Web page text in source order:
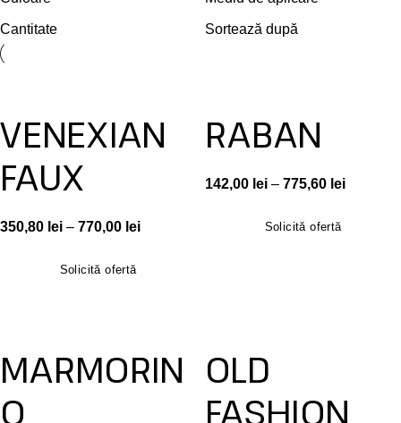
Cantitate Sortează după
VENEXIAN
FAUX
350,80 lei – 770,00 lei
Solicită ofertă
RABAN
142,00 lei – 775,60 lei
Solicită ofertă
MARMORIN
O
OLD
FASHION